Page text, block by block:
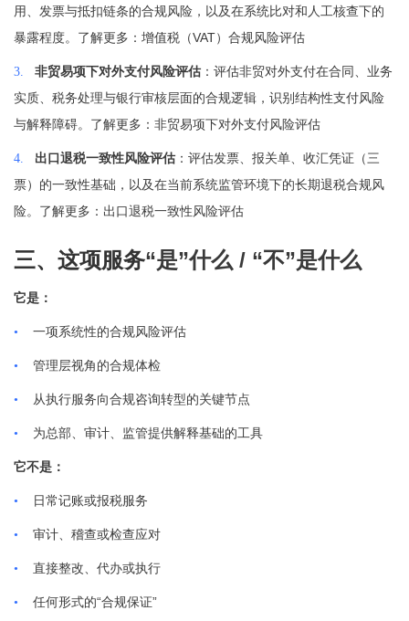
用、发票与抵扣链条的合规风险，以及在系统比对和人工核查下的
暴露程度。了解更多：增值税（VAT）合规风险评估
3. 非贸易项下对外支付风险评估 ：评估非贸对外支付在合同、业务
实质、税务处理与银行审核层面的合规逻辑，识别结构性支付风险
与解释障碍。了解更多：非贸易项下对外支付风险评估
4. 出口退税一致性风险评估 ：评估发票、报关单、收汇凭证（三
票）的一致性基础，以及在当前系统监管环境下的长期退税合规风
险。了解更多：出口退税一致性风险评估
三、这项服务“是”什么 / “不”是什么
它是：
• 一项系统性的合规风险评估
• 管理层视角的合规体检
• 从执行服务向合规咨询转型的关键节点
• 为总部、审计、监管提供解释基础的工具
它不是：
• 日常记账或报税服务
• 审计、稽查或检查应对
• 直接整改、代办或执行
• 任何形式的“合规保证”